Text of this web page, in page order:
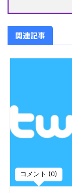
関連記事
コメント (0)